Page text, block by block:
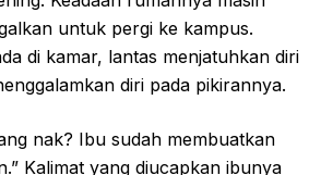
untuk pergi ke kampus.
di kamar, lantas menjatuhkan diri
diri pada pikirannya.
nak? Ibu sudah membuatkan
Kalimat yang diucapkan ibunya